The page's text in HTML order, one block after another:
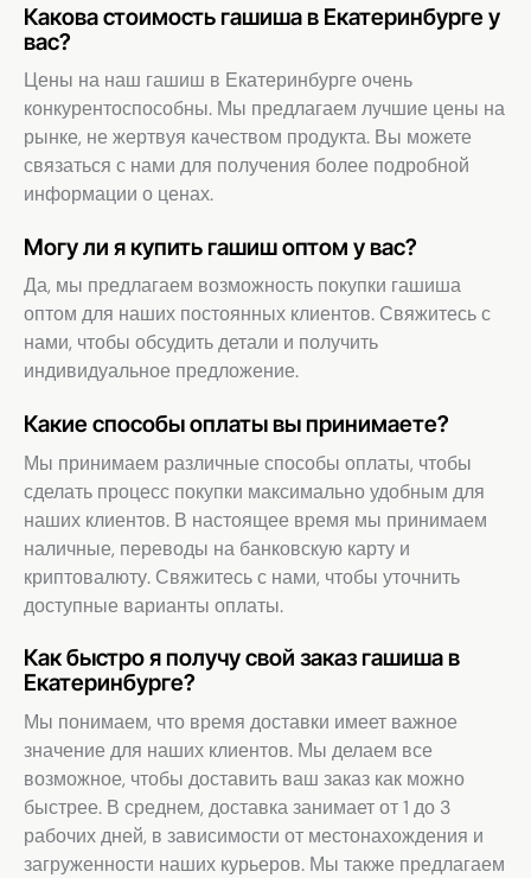
Какова стоимость гашиша в Екатеринбурге у
вас?
Цены на наш гашиш в Екатеринбурге очень
конкурентоспособны. Мы предлагаем лучшие цены на
рынке, не жертвуя качеством продукта. Вы можете
связаться с нами для получения более подробной
информации о ценах.
Могу ли я купить гашиш оптом у вас?
Да, мы предлагаем возможность покупки гашиша
оптом для наших постоянных клиентов. Свяжитесь с
нами, чтобы обсудить детали и получить
индивидуальное предложение.
Какие способы оплаты вы принимаете?
Мы принимаем различные способы оплаты, чтобы
сделать процесс покупки максимально удобным для
наших клиентов. В настоящее время мы принимаем
наличные, переводы на банковскую карту и
криптовалюту. Свяжитесь с нами, чтобы уточнить
доступные варианты оплаты.
Как быстро я получу свой заказ гашиша в
Екатеринбурге?
Мы понимаем, что время доставки имеет важное
значение для наших клиентов. Мы делаем все
возможное, чтобы доставить ваш заказ как можно
быстрее. В среднем, доставка занимает от 1 до 3
рабочих дней, в зависимости от местонахождения и
загруженности наших курьеров. Мы также предлагаем